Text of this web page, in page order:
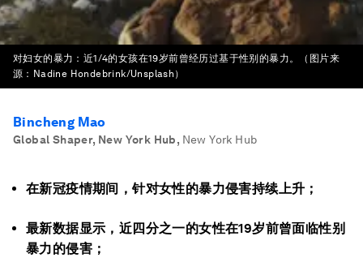
对妇女的暴力：近1/4的女孩在19岁前曾经历过基于性别的暴力。（图片来
源：Nadine Hondebrink/Unsplash）
Bincheng Mao
Global Shaper, New York Hub, New York Hub
在新冠疫情期间，针对女性的暴力侵害持续上升；
最新数据显示，近四分之一的女性在19岁前曾面临性别
暴力的侵害；